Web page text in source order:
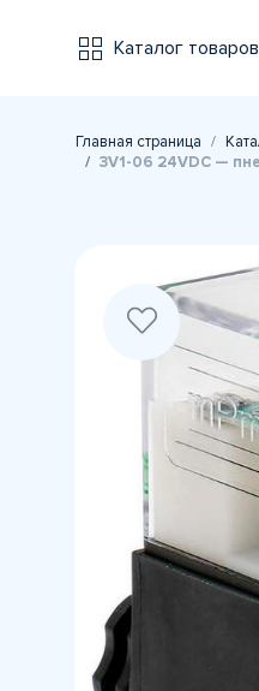
Каталог товаров
Главная страница
3V1-06 24VDC —